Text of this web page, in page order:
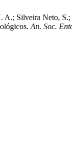
A.; Silveira Neto,
An. Soc.